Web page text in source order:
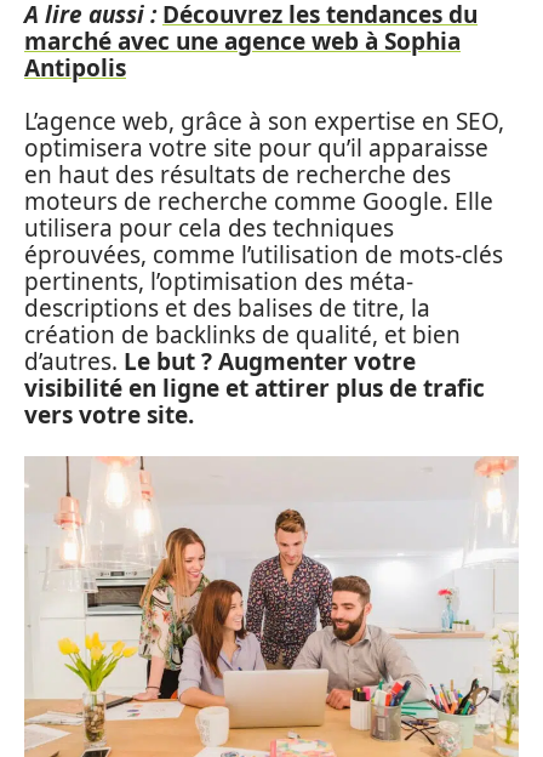
A lire aussi : Découvrez les tendances du
marché avec une agence web à Sophia
Antipolis
L’agence web, grâce à son expertise en SEO,
optimisera votre site pour qu’il apparaisse
en haut des résultats de recherche des
moteurs de recherche comme Google. Elle
utilisera pour cela des techniques
éprouvées, comme l’utilisation de mots-clés
pertinents, l’optimisation des méta-
descriptions et des balises de titre, la
création de backlinks de qualité, et bien
d’autres. Le but ? Augmenter votre
visibilité en ligne et attirer plus de trafic
vers votre site.